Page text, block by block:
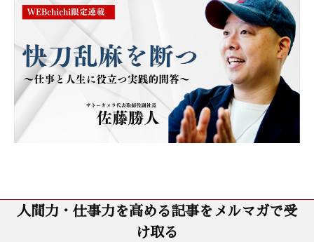
人間力・仕事力を高める記事をメルマガで受
け取る